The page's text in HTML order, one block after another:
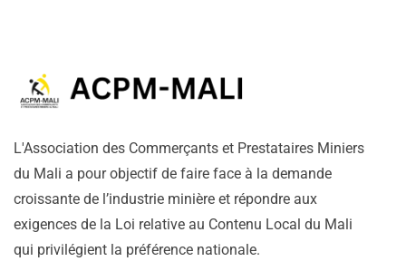
L'Association des Commerçants et Prestataires Miniers
du Mali a pour objectif de faire face à la demande
croissante de l’industrie minière et répondre aux
exigences de la Loi relative au Contenu Local du Mali
qui privilégient la préférence nationale.